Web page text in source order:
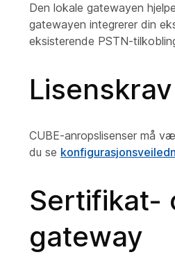
Den lokale gatewayen
gatewayen integrerer din
eksisterende PSTN-
CUBE-anropslisenser må
du se
Sertifikat-
gateway